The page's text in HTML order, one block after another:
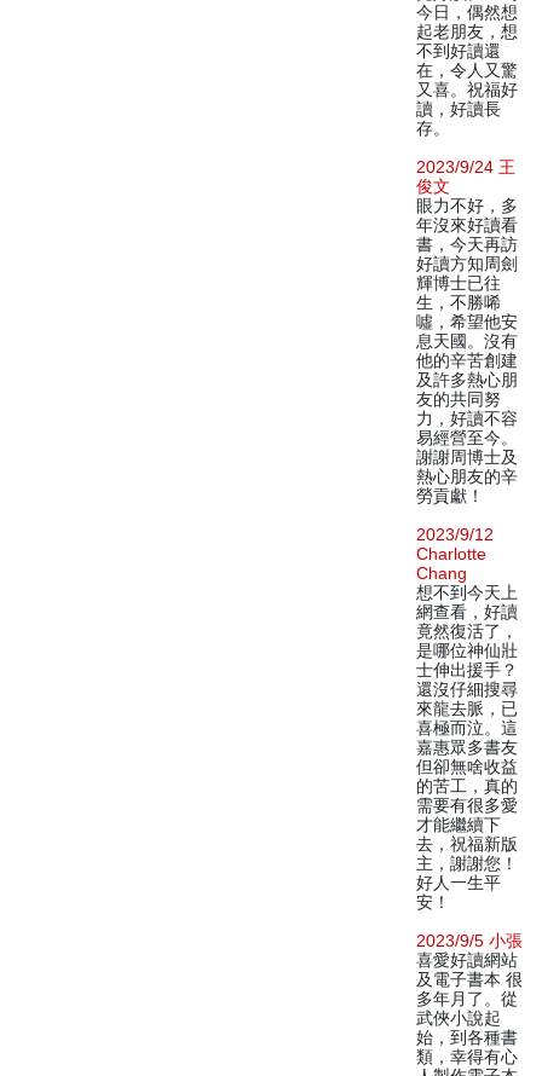
今日，偶然想
起老朋友，想
不到好讀還
在，令人又驚
又喜。祝福好
讀，好讀長
存。
2023/9/24 王
俊文
眼力不好，多
年沒來好讀看
書，今天再訪
好讀方知周劍
輝博士已往
生，不勝唏
噓，希望他安
息天國。沒有
他的辛苦創建
及許多熱心朋
友的共同努
力，好讀不容
易經營至今。
謝謝周博士及
熱心朋友的辛
勞貢獻！
2023/9/12
Charlotte
Chang
想不到今天上
網查看，好讀
竟然復活了，
是哪位神仙壯
士伸出援手？
還沒仔細搜尋
來龍去脈，已
喜極而泣。這
嘉惠眾多書友
但卻無啥收益
的苦工，真的
需要有很多愛
才能繼續下
去，祝福新版
主，謝謝您！
好人一生平
安！
2023/9/5 小張
喜愛好讀網站
及電子書本 很
多年月了。從
武俠小說起
始，到各種書
類，幸得有心